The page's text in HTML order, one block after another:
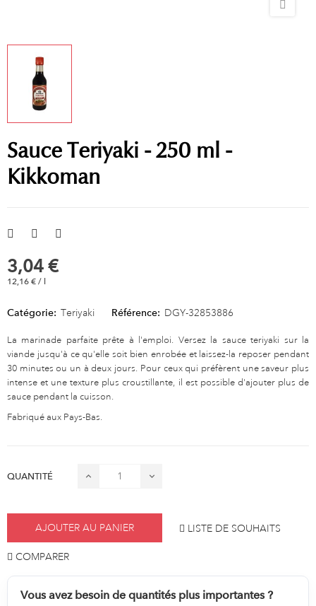
Sauce Teriyaki - 250 ml -
Kikkoman
3,04 €
12,16 € / l
Catégorie: Teriyaki Référence: DGY-32853886
La marinade parfaite prête à l'emploi. Versez la sauce teriyaki sur la
viande jusqu'à ce qu'elle soit bien enrobée et laissez-la reposer pendant
30 minutes ou un à deux jours. Pour ceux qui préfèrent une saveur plus
intense et une texture plus croustillante, il est possible d'ajouter plus de
sauce pendant la cuisson.
Fabriqué aux Pays-Bas.
QUANTITÉ
AJOUTER AU PANIER LISTE DE SOUHAITS
COMPARER
Vous avez besoin de quantités plus importantes ?